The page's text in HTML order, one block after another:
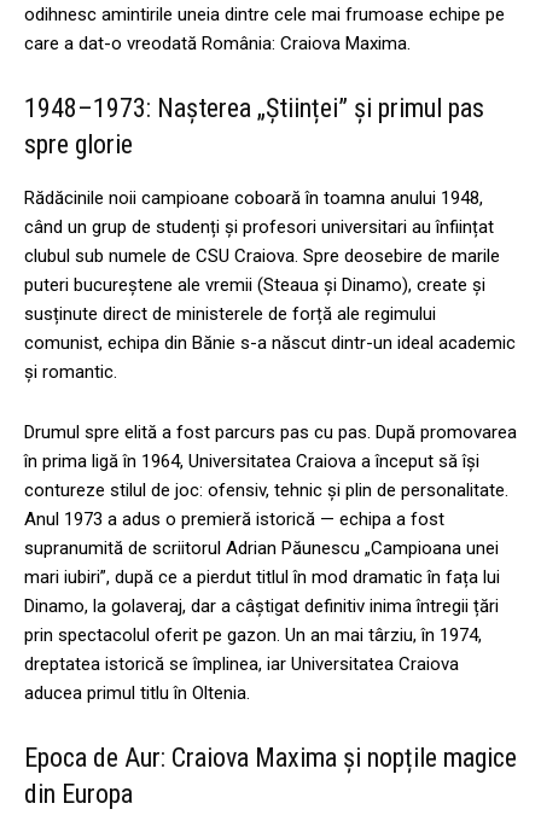
odihnesc amintirile uneia dintre cele mai frumoase echipe pe
care a dat-o vreodată România: Craiova Maxima.
1948–1973: Nașterea „Științei” și primul pas
spre glorie
Rădăcinile noii campioane coboară în toamna anului 1948,
când un grup de studenți și profesori universitari au înființat
clubul sub numele de CSU Craiova. Spre deosebire de marile
puteri bucureștene ale vremii (Steaua și Dinamo), create și
susținute direct de ministerele de forță ale regimului
comunist, echipa din Bănie s-a născut dintr-un ideal academic
și romantic.
Drumul spre elită a fost parcurs pas cu pas. După promovarea
în prima ligă în 1964, Universitatea Craiova a început să își
contureze stilul de joc: ofensiv, tehnic și plin de personalitate.
Anul 1973 a adus o premieră istorică — echipa a fost
supranumită de scriitorul Adrian Păunescu „Campioana unei
mari iubiri”, după ce a pierdut titlul în mod dramatic în fața lui
Dinamo, la golaveraj, dar a câștigat definitiv inima întregii țări
prin spectacolul oferit pe gazon. Un an mai târziu, în 1974,
dreptatea istorică se împlinea, iar Universitatea Craiova
aducea primul titlu în Oltenia.
Epoca de Aur: Craiova Maxima și nopțile magice
din Europa